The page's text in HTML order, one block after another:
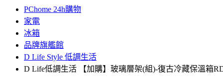
PChome 24h購物
家電
冰箱
品牌旗艦館
D Life Style 低調生活
D Life低調生活 【加購】玻璃層架(組)-復古冷藏保溫箱